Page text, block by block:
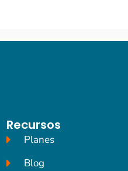
Recursos
Planes
Blog